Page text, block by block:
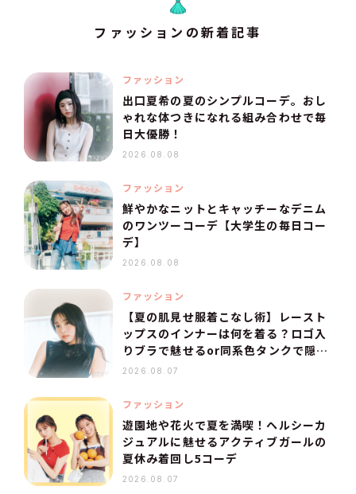
ファッションの新着記事
ファッション
出口夏希の夏のシンプルコーデ。おし
ゃれな体つきになれる組み合わせで毎
日大優勝！
2026.08.08
ファッション
鮮やかなニットとキャッチーなデニム
のワンツーコーデ【大学生の毎日コー
デ】
2026.08.08
ファッション
【夏の肌見せ服着こなし術】レースト
ップスのインナーは何を着る？ロゴ入
りブラで魅せるor同系色タンクで隠
す！
2026.08.07
ファッション
遊園地や花火で夏を満喫！ヘルシーカ
ジュアルに魅せるアクティブガールの
夏休み着回し5コーデ
2026.08.07